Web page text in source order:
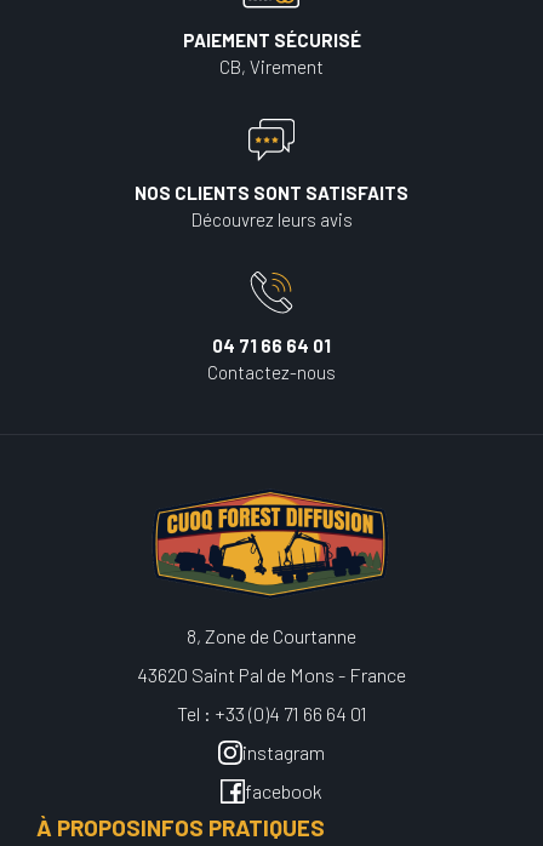
PAIEMENT SÉCURISÉ
CB, Virement
NOS CLIENTS SONT SATISFAITS
Découvrez leurs avis
04 71 66 64 01
Contactez-nous
8, Zone de Courtanne
43620 Saint Pal de Mons - France
Tel : +33 (0)4 71 66 64 01
instagram
facebook
À PROPOSINFOS PRATIQUES